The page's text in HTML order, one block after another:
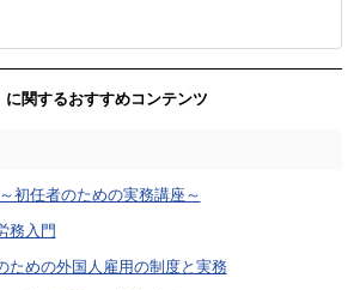
に関するおすすめコンテンツ
初任者のための実務講座～
務入門
ための外国人雇用の制度と実務